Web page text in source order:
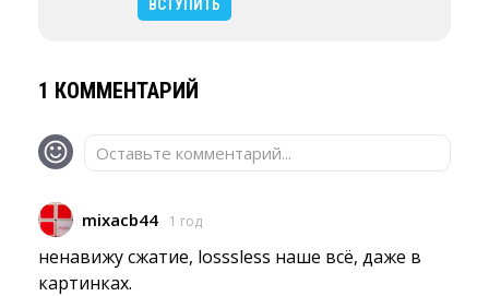
ВСТУПИТЬ
1 КОММЕНТАРИЙ
Оставьте комментарий...
mixacb44 1 год
ненавижу сжатие, losssless наше всё, даже в
картинках.